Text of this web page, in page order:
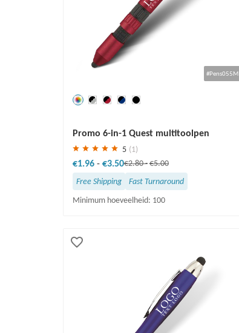
#Pens055M
Promo 6-in-1 Quest multitoolpen
5 (1)
€1.96 - €3.50€2.80-€5.00
Free Shipping
Fast Turnaround
Minimum hoeveelheid: 100